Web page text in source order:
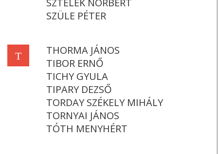
SZTELEK NORBERT
SZÜLE PÉTER
T
THORMA JÁNOS
TIBOR ERNŐ
TICHY GYULA
TIPARY DEZSŐ
TORDAY SZÉKELY MIHÁLY
TORNYAI JÁNOS
TÓTH MENYHÉRT